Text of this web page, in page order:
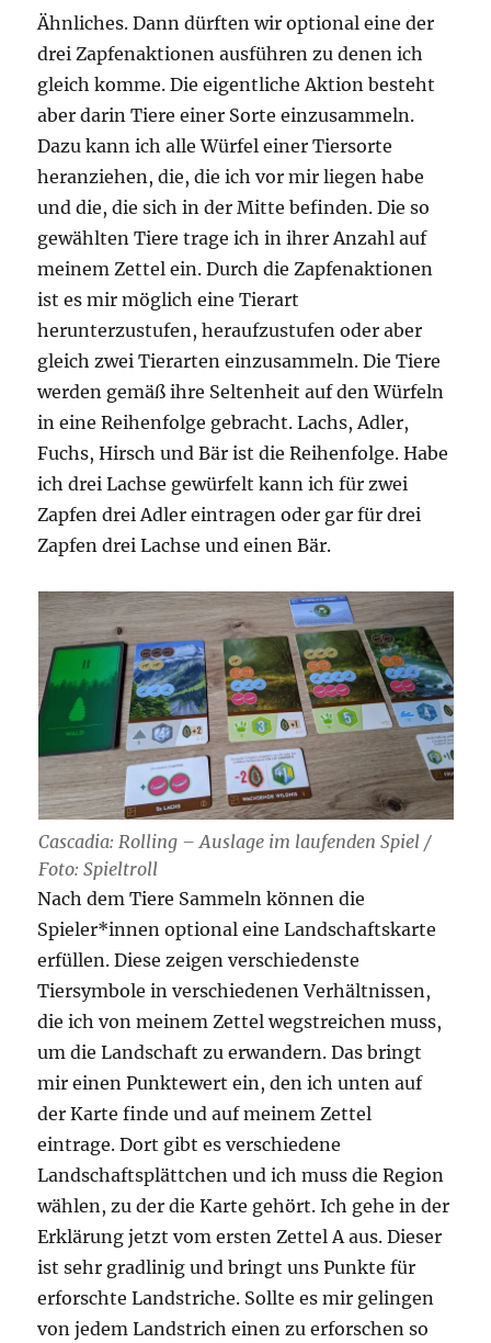
Ähnliches. Dann dürften wir optional eine der
drei Zapfenaktionen ausführen zu denen ich
gleich komme. Die eigentliche Aktion besteht
aber darin Tiere einer Sorte einzusammeln.
Dazu kann ich alle Würfel einer Tiersorte
heranziehen, die, die ich vor mir liegen habe
und die, die sich in der Mitte befinden. Die so
gewählten Tiere trage ich in ihrer Anzahl auf
meinem Zettel ein. Durch die Zapfenaktionen
ist es mir möglich eine Tierart
herunterzustufen, heraufzustufen oder aber
gleich zwei Tierarten einzusammeln. Die Tiere
werden gemäß ihre Seltenheit auf den Würfeln
in eine Reihenfolge gebracht. Lachs, Adler,
Fuchs, Hirsch und Bär ist die Reihenfolge. Habe
ich drei Lachse gewürfelt kann ich für zwei
Zapfen drei Adler eintragen oder gar für drei
Zapfen drei Lachse und einen Bär.
Cascadia: Rolling – Auslage im laufenden Spiel /
Foto: Spieltroll
Nach dem Tiere Sammeln können die
Spieler*innen optional eine Landschaftskarte
erfüllen. Diese zeigen verschiedenste
Tiersymbole in verschiedenen Verhältnissen,
die ich von meinem Zettel wegstreichen muss,
um die Landschaft zu erwandern. Das bringt
mir einen Punktewert ein, den ich unten auf
der Karte finde und auf meinem Zettel
eintrage. Dort gibt es verschiedene
Landschaftsplättchen und ich muss die Region
wählen, zu der die Karte gehört. Ich gehe in der
Erklärung jetzt vom ersten Zettel A aus. Dieser
ist sehr gradlinig und bringt uns Punkte für
erforschte Landstriche. Sollte es mir gelingen
von jedem Landstrich einen zu erforschen so